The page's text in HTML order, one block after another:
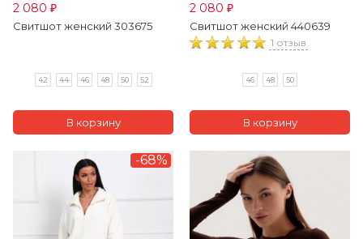
2 080 ₽
Свитшот женский 303675
42 44 46 48 50 52
2 080 ₽
Свитшот женский 440639
1 отзыв
46 48 50
-68%